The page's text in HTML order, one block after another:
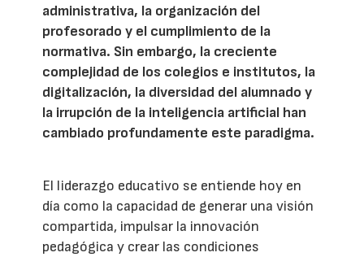
administrativa, la organización del
profesorado y el cumplimiento de la
normativa. Sin embargo, la creciente
complejidad de los colegios e institutos, la
digitalización, la diversidad del alumnado y
la irrupción de la inteligencia artificial han
cambiado profundamente este paradigma.
El liderazgo educativo se entiende hoy en
día como la capacidad de generar una visión
compartida, impulsar la innovación
pedagógica y crear las condiciones